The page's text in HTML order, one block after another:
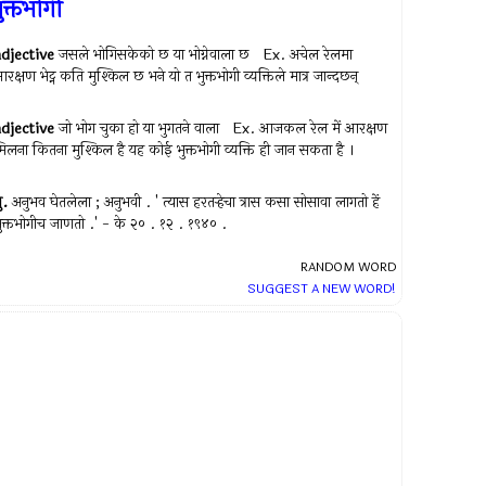
जसले भोगिसकेको छ या भोग्नेवाला छ Ex.अचेल रेलमा
भेट्न कति मुश्किल छ भने यो त भुक्तभोगी व्यक्तिले मात्र जान्दछन्
जो भोग चुका हो या भुगतने वाला Ex.आजकल रेल में आरक्षण
कितना मुश्किल है यह कोई भुक्तभोगी व्यक्ति ही जान सकता है ।
अनुभव घेतलेला ; अनुभवी . ' त्यास हरतर्‍हेचा त्रास कसा सोसावा लागतो हें
जाणतो .' - के २० . १२ . १९४० .
RANDOM WORD
SUGGEST A NEW WORD!